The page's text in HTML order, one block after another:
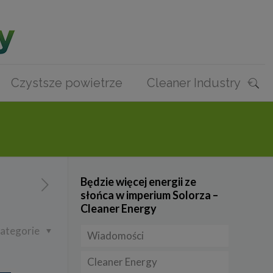
Czystsze powietrze Cleaner Industry
Będzie więcej energii ze
słońca w imperium Solorza –
Cleaner Energy
Wiadomości
Firmy
Cleaner Energy